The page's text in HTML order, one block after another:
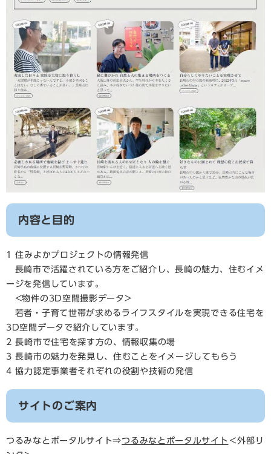
内容と目的
1 住みよかプロジェクトの情報発信
長崎市で活躍されている方をご紹介し、長崎の魅力、住むイメ
ージを発信しています。
<物件の3D空間撮影データ>
若者・子育て世帯が求めるライフスタイルを実現できる住宅を
3D空間データで紹介しています。
2 長崎市で住宅を探す方の、情報収集の場
3 長崎市の魅力を発見し、住むことをイメージしてもらう
4 協力認定事業者それぞれの役割や技術の発信
サイトのご案内
つるみなとポータルサイト⇒つるみなとポータルサイト ＜外部リ